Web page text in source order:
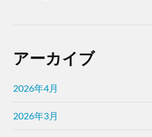
アーカイブ
2026年4月
2026年3月